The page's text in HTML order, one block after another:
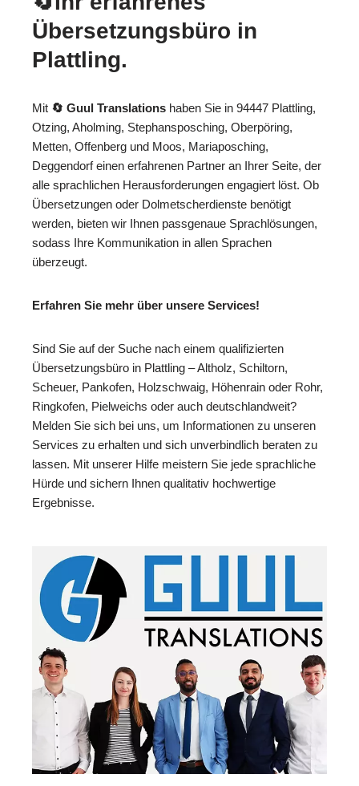
Übersetzungsbüro in
Plattling.
Mit 🔄 Guul Translations haben Sie in 94447 Plattling,
Otzing, Aholming, Stephansposching, Oberpöring,
Metten, Offenberg und Moos, Mariaposching,
Deggendorf einen erfahrenen Partner an Ihrer Seite, der
alle sprachlichen Herausforderungen engagiert löst. Ob
Übersetzungen oder Dolmetscherdienste benötigt
werden, bieten wir Ihnen passgenaue Sprachlösungen,
sodass Ihre Kommunikation in allen Sprachen
überzeugt.
Erfahren Sie mehr über unsere Services!
Sind Sie auf der Suche nach einem qualifizierten
Übersetzungsbüro in Plattling – Altholz, Schiltorn,
Scheuer, Pankofen, Holzschwaig, Höhenrain oder Rohr,
Ringkofen, Pielweichs oder auch deutschlandweit?
Melden Sie sich bei uns, um Informationen zu unseren
Services zu erhalten und sich unverbindlich beraten zu
lassen. Mit unserer Hilfe meistern Sie jede sprachliche
Hürde und sichern Ihnen qualitativ hochwertige
Ergebnisse.